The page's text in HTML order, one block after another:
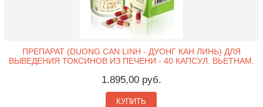
ПРЕПАРАТ (DUONG CAN LINH - ДУОНГ КАН ЛИНЬ) ДЛЯ
ВЫВЕДЕНИЯ ТОКСИНОВ ИЗ ПЕЧЕНИ - 40 КАПСУЛ. ВЬЕТНАМ.
1.895,00 руб.
КУПИТЬ